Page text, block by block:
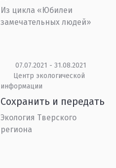
Из цикла «Юбилеи
замечательных людей»
07.07.2021 - 31.08.2021
Центр экологической
информации
Сохранить и передать
Экология Тверского
региона